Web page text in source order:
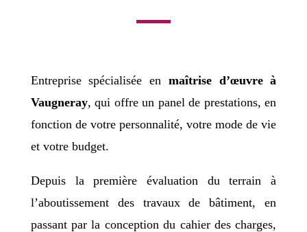
Entreprise spécialisée en maîtrise d’œuvre à
Vaugneray, qui offre un panel de prestations, en
fonction de votre personnalité, votre mode de vie
et votre budget.
Depuis la première évaluation du terrain à
l’aboutissement des travaux de bâtiment, en
passant par la conception du cahier des charges,